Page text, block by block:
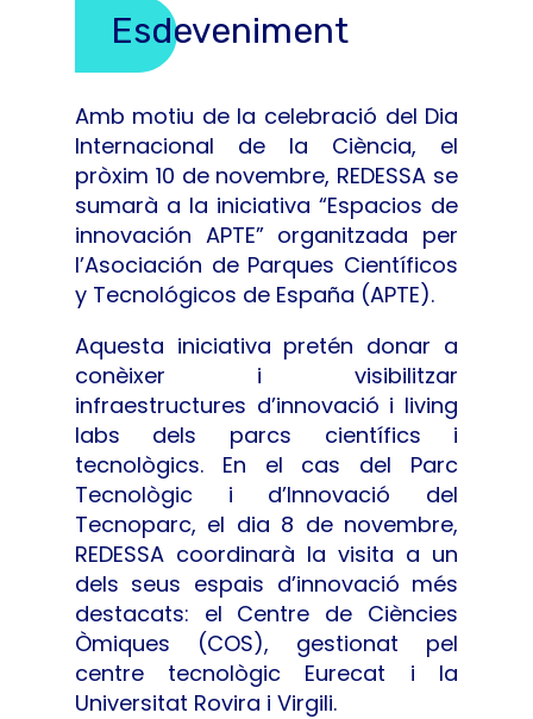
Esdeveniment
Amb motiu de la celebració del Dia
Internacional de la Ciència, el
pròxim 10 de novembre, REDESSA se
sumarà a la iniciativa “Espacios de
innovación APTE” organitzada per
l’Asociación de Parques Científicos
y Tecnológicos de España (APTE).
Aquesta iniciativa pretén donar a
conèixer i visibilitzar
infraestructures d’innovació i living
labs dels parcs científics i
tecnològics. En el cas del Parc
Tecnològic i d’Innovació del
Tecnoparc, el dia 8 de novembre,
REDESSA coordinarà la visita a un
dels seus espais d’innovació més
destacats: el Centre de Ciències
Òmiques (COS), gestionat pel
centre tecnològic Eurecat i la
Universitat Rovira i Virgili.